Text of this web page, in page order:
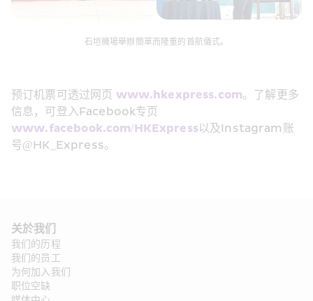
石垣機場舉辦簡單而隆重的首航儀式。
预订机票可透过网页 www.hkexpress.com。了解更多
www.facebook.com/HKExpress以及Instagram账
号@HK_Express。
关於我们
我们的历程
我们的员工
为何加入我们
职位空缺